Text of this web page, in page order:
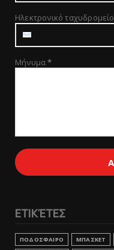
Ηλεκτρονικό ταχυδρομείο
Μήνυμα*
ΕΤΙΚΈΤΕΣ
ΠΟΔΟΣΦΑΙΡΟ ΜΠΑΣΚΕΤ